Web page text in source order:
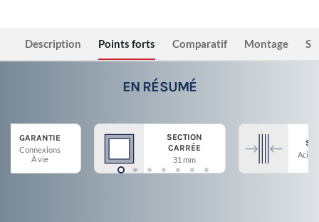
Description Points forts Comparatif Montage
EN RÉSUMÉ
GARANTIE
Connexions
À vie
SECTION
CARRÉE
31 mm
Acier